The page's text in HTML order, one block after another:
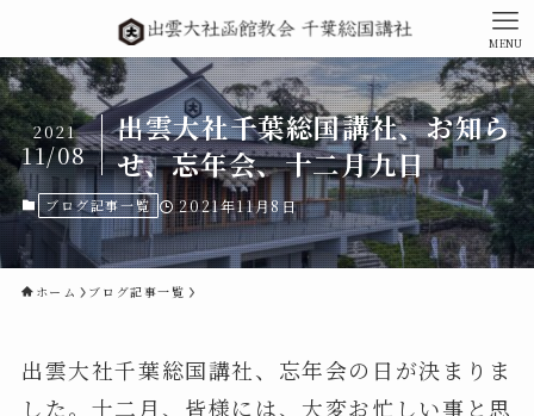
MENU
出雲大社千葉総国講社、お知ら
せ、忘年会、十二月九日
2021
11/08
ブログ記事一覧 2021年11月8日
ホーム ブログ記事一覧
出雲大社千葉総国講社、忘年会の日が決まりま
した。十二月、皆様には、大変お忙しい事と思